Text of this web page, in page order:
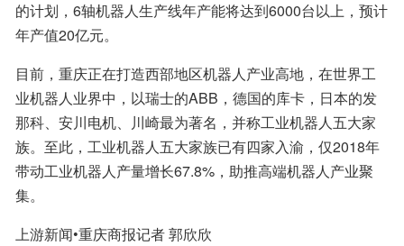
的计划，6轴机器人生产线年产能将达到6000台以上，预计
年产值20亿元。
目前，重庆正在打造西部地区机器人产业高地，在世界工
业机器人业界中，以瑞士的ABB，德国的库卡，日本的发
那科、安川电机、川崎最为著名，并称工业机器人五大家
族。至此，工业机器人五大家族已有四家入渝，仅2018年
带动工业机器人产量增长67.8%，助推高端机器人产业聚
集。
上游新闻•重庆商报记者 郭欣欣